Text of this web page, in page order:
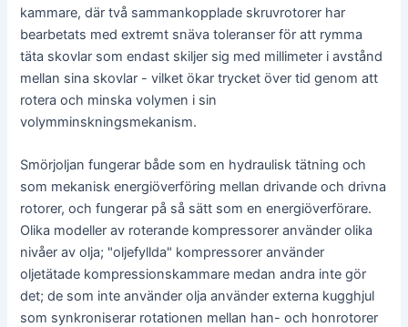
kammare, där två sammankopplade skruvrotorer har
bearbetats med extremt snäva toleranser för att rymma
täta skovlar som endast skiljer sig med millimeter i avstånd
mellan sina skovlar - vilket ökar trycket över tid genom att
rotera och minska volymen i sin
volymminskningsmekanism.
Smörjoljan fungerar både som en hydraulisk tätning och
som mekanisk energiöverföring mellan drivande och drivna
rotorer, och fungerar på så sätt som en energiöverförare.
Olika modeller av roterande kompressorer använder olika
nivåer av olja; "oljefyllda" kompressorer använder
oljetätade kompressionskammare medan andra inte gör
det; de som inte använder olja använder externa kugghjul
som synkroniserar rotationen mellan han- och honrotorer